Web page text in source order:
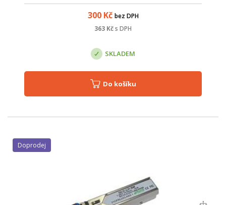
300Kč bez DPH
363 Kčs DPH
SKLADEM
Do košíku
Doprodej